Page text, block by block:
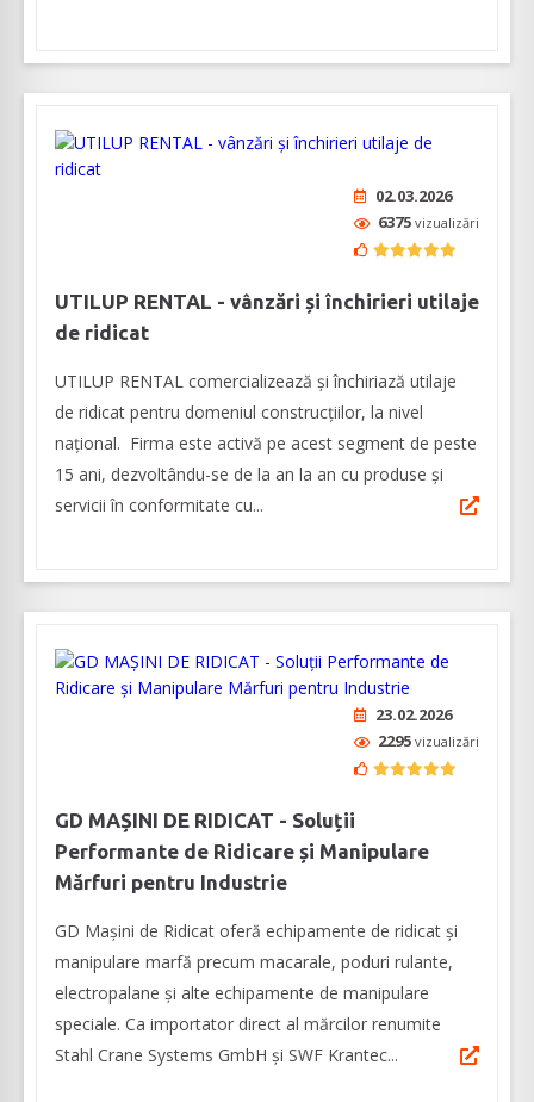
02.03.2026
6375 vizualizări
UTILUP RENTAL - vânzări și închirieri utilaje
de ridicat
UTILUP RENTAL comercializează și închiriază utilaje
de ridicat pentru domeniul construcțiilor, la nivel
național. Firma este activă pe acest segment de peste
15 ani, dezvoltându-se de la an la an cu produse și
servicii în conformitate cu...
23.02.2026
2295 vizualizări
GD MAȘINI DE RIDICAT - Soluții
Performante de Ridicare și Manipulare
Mărfuri pentru Industrie
GD Mașini de Ridicat oferă echipamente de ridicat și
manipulare marfă precum macarale, poduri rulante,
electropalane și alte echipamente de manipulare
speciale. Ca importator direct al mărcilor renumite
Stahl Crane Systems GmbH și SWF Krantec...